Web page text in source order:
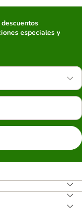
especiales y